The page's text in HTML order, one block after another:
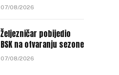
07/08/2026
Željezničar pobijedio
BSK na otvaranju sezone
07/08/2026